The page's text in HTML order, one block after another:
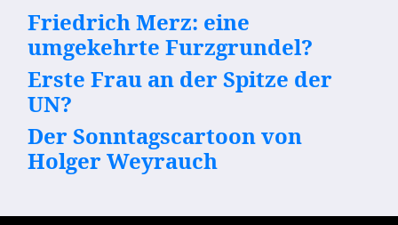
Friedrich Merz: eine
umgekehrte Furzgrundel?
Erste Frau an der Spitze der
UN?
Der Sonntagscartoon von
Holger Weyrauch